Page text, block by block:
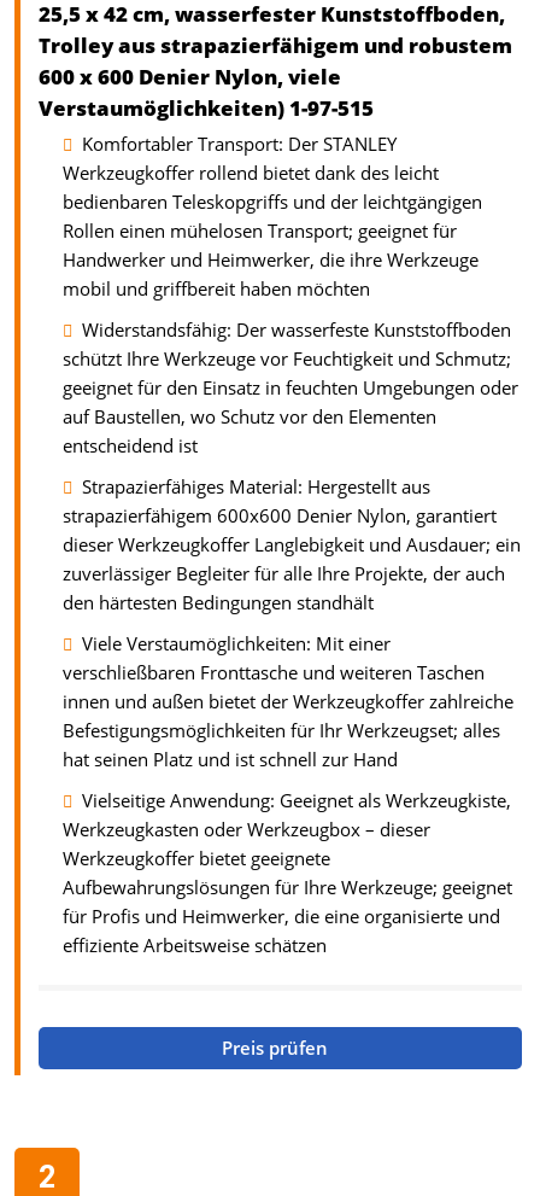
25,5 x 42 cm, wasserfester Kunststoffboden,
Trolley aus strapazierfähigem und robustem
600 x 600 Denier Nylon, viele
Verstaumöglichkeiten) 1-97-515
Komfortabler Transport: Der STANLEY
Werkzeugkoffer rollend bietet dank des leicht
bedienbaren Teleskopgriffs und der leichtgängigen
Rollen einen mühelosen Transport; geeignet für
Handwerker und Heimwerker, die ihre Werkzeuge
mobil und griffbereit haben möchten
Widerstandsfähig: Der wasserfeste Kunststoffboden
schützt Ihre Werkzeuge vor Feuchtigkeit und Schmutz;
geeignet für den Einsatz in feuchten Umgebungen oder
auf Baustellen, wo Schutz vor den Elementen
entscheidend ist
Strapazierfähiges Material: Hergestellt aus
strapazierfähigem 600x600 Denier Nylon, garantiert
dieser Werkzeugkoffer Langlebigkeit und Ausdauer; ein
zuverlässiger Begleiter für alle Ihre Projekte, der auch
den härtesten Bedingungen standhält
Viele Verstaumöglichkeiten: Mit einer
verschließbaren Fronttasche und weiteren Taschen
innen und außen bietet der Werkzeugkoffer zahlreiche
Befestigungsmöglichkeiten für Ihr Werkzeugset; alles
hat seinen Platz und ist schnell zur Hand
Vielseitige Anwendung: Geeignet als Werkzeugkiste,
Werkzeugkasten oder Werkzeugbox – dieser
Werkzeugkoffer bietet geeignete
Aufbewahrungslösungen für Ihre Werkzeuge; geeignet
für Profis und Heimwerker, die eine organisierte und
effiziente Arbeitsweise schätzen
Preis prüfen